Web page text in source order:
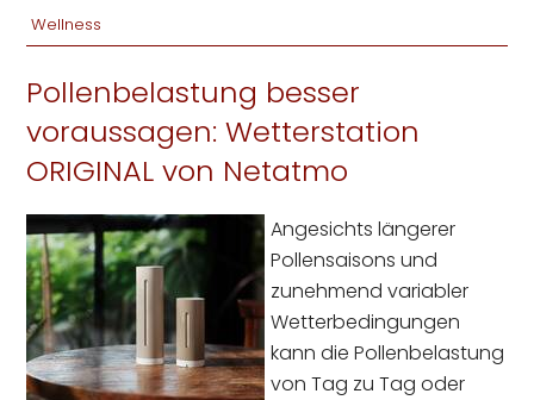
Wellness
Pollenbelastung besser
voraussagen: Wetterstation
ORIGINAL von Netatmo
Angesichts längerer
Pollensaisons und
zunehmend variabler
Wetterbedingungen
kann die Pollenbelastung
von Tag zu Tag oder